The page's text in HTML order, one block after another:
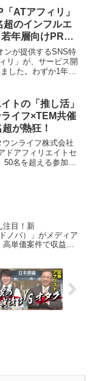
ーとしての成長も
し活を加速させる注
ATアフィリ」
超のインフルエ
年層向けPRの
拓く！
ンが提供するSNS特
リ」が、サービス開
した。わずか1年で
の企業に活用されて
にとって、この成長
ムがどのような新た
もたらすのか、そ
トの「推し活」
イフ×TEM共催
が熱狂！
ンライフ株式会社
ドアフィリエイトセ
50名を超える参加者
注目！新
ノバ）」がメディア
単価案件で収益UP